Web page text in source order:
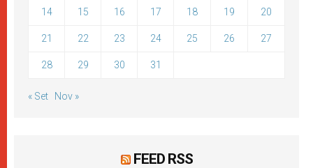
14 15 16 17 18 19 20
21 22 23 24 25 26 27
28 29 30 31
« Set Nov »
FEED RSS